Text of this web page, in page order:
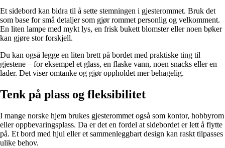
Et sidebord kan bidra til å sette stemningen i gjesterommet. Bruk det
som base for små detaljer som gjør rommet personlig og velkomment.
En liten lampe med mykt lys, en frisk bukett blomster eller noen bøker
kan gjøre stor forskjell.
Du kan også legge en liten brett på bordet med praktiske ting til
gjestene – for eksempel et glass, en flaske vann, noen snacks eller en
lader. Det viser omtanke og gjør oppholdet mer behagelig.
Tenk på plass og fleksibilitet
I mange norske hjem brukes gjesterommet også som kontor, hobbyrom
eller oppbevaringsplass. Da er det en fordel at sidebordet er lett å flytte
på. Et bord med hjul eller et sammenleggbart design kan raskt tilpasses
ulike behov.